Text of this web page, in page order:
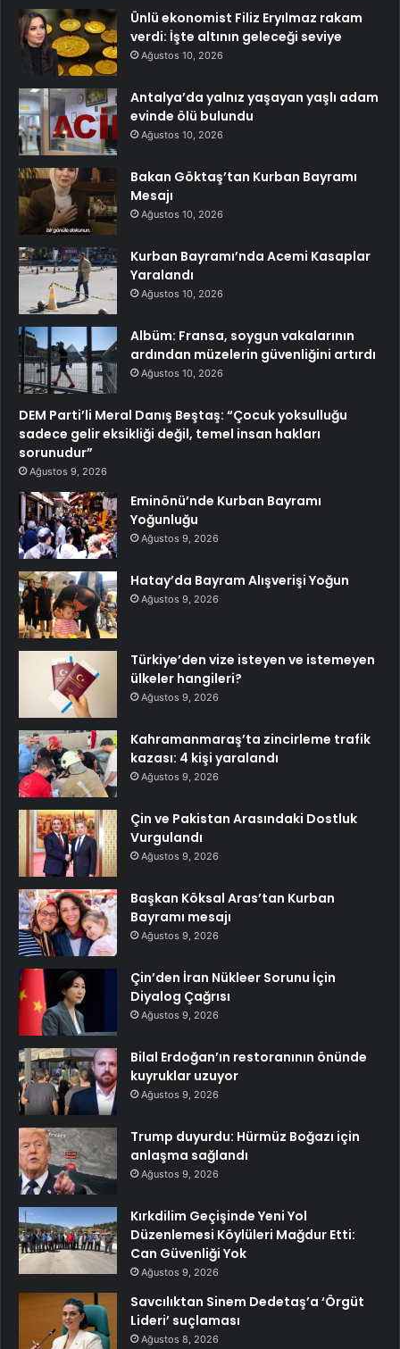
Ünlü ekonomist Filiz Eryılmaz rakam
verdi: İşte altının geleceği seviye
Ağustos 10, 2026
Antalya’da yalnız yaşayan yaşlı adam
evinde ölü bulundu
Ağustos 10, 2026
Bakan Göktaş’tan Kurban Bayramı
Mesajı
Ağustos 10, 2026
Kurban Bayramı’nda Acemi Kasaplar
Yaralandı
Ağustos 10, 2026
Albüm: Fransa, soygun vakalarının
ardından müzelerin güvenliğini artırdı
Ağustos 10, 2026
DEM Parti’li Meral Danış Beştaş: “Çocuk yoksulluğu
sadece gelir eksikliği değil, temel insan hakları
sorunudur”
Ağustos 9, 2026
Eminönü’nde Kurban Bayramı
Yoğunluğu
Ağustos 9, 2026
Hatay’da Bayram Alışverişi Yoğun
Ağustos 9, 2026
Türkiye’den vize isteyen ve istemeyen
ülkeler hangileri?
Ağustos 9, 2026
Kahramanmaraş’ta zincirleme trafik
kazası: 4 kişi yaralandı
Ağustos 9, 2026
Çin ve Pakistan Arasındaki Dostluk
Vurgulandı
Ağustos 9, 2026
Başkan Köksal Aras’tan Kurban
Bayramı mesajı
Ağustos 9, 2026
Çin’den İran Nükleer Sorunu İçin
Diyalog Çağrısı
Ağustos 9, 2026
Bilal Erdoğan’ın restoranının önünde
kuyruklar uzuyor
Ağustos 9, 2026
Trump duyurdu: Hürmüz Boğazı için
anlaşma sağlandı
Ağustos 9, 2026
Kırkdilim Geçişinde Yeni Yol
Düzenlemesi Köylüleri Mağdur Etti:
Can Güvenliği Yok
Ağustos 9, 2026
Savcılıktan Sinem Dedetaş’a ‘Örgüt
Lideri’ suçlaması
Ağustos 8, 2026